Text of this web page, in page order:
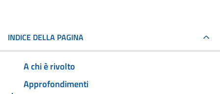
INDICE DELLA PAGINA
A chi è rivolto
Approfondimenti